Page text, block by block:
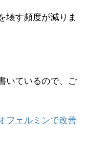
壊す頻度が減りま
いているので、ご
フェルミンで改善